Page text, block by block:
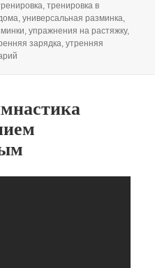
,тренировка в
,универсальная разминка
,упражнения на растяжку,
зарядка ,утренняя